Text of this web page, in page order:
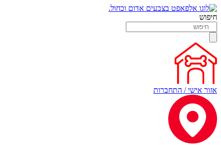
חיפוש
אזור אישי / התחברות